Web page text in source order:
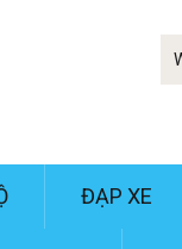
ĐẠP XE